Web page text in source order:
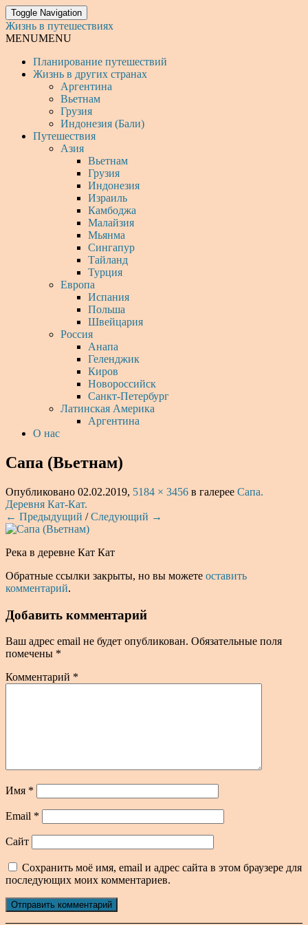
Toggle Navigation
Жизнь в путешествиях
MENUMENU
Планирование путешествий
Жизнь в других странах
Аргентина
Вьетнам
Грузия
Индонезия (Бали)
Путешествия
Азия
Вьетнам
Грузия
Индонезия
Израиль
Камбоджа
Малайзия
Мьянма
Сингапур
Тайланд
Турция
Европа
Испания
Польша
Швейцария
Россия
Анапа
Геленджик
Киров
Новороссийск
Санкт-Петербург
Латинская Америка
Аргентина
О нас
Сапа (Вьетнам)
Опубликовано 02.02.2019, 5184 × 3456 в галерее Сапа.
Деревня Кат-Кат.
← Предыдущий /Следующий →
Река в деревне Кат Кат
Обратные ссылки закрыты, но вы можете оставить
комментарий.
Добавить комментарий
Ваш адрес email не будет опубликован. Обязательные поля
помечены *
Комментарий *
Имя *
Email *
Сайт
Сохранить моё имя, email и адрес сайта в этом браузере для
последующих моих комментариев.